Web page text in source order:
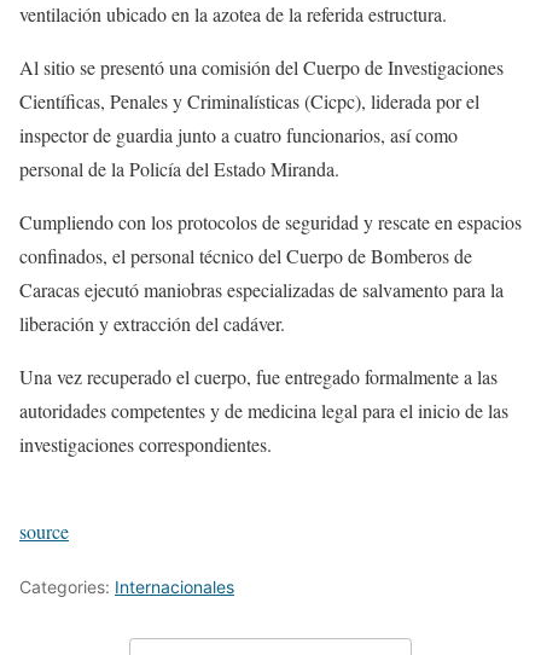
ventilación ubicado en la azotea de la referida estructura.
Al sitio se presentó una comisión del Cuerpo de Investigaciones
Científicas, Penales y Criminalísticas (Cicpc), liderada por el
inspector de guardia junto a cuatro funcionarios, así como
personal de la Policía del Estado Miranda.
Cumpliendo con los protocolos de seguridad y rescate en espacios
confinados, el personal técnico del Cuerpo de Bomberos de
Caracas ejecutó maniobras especializadas de salvamento para la
liberación y extracción del cadáver.
Una vez recuperado el cuerpo, fue entregado formalmente a las
autoridades competentes y de medicina legal para el inicio de las
investigaciones correspondientes.
source
Categories: Internacionales